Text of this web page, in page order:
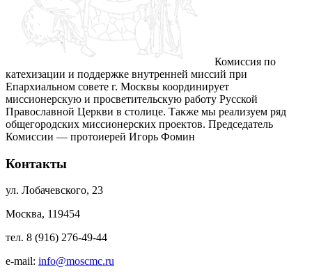
Комиссия по
катехизации и поддержке внутренней миссий при
Епархиальном совете г. Москвы координирует
миссионерскую и просветительскую работу Русской
Православной Церкви в столице. Также мы реализуем ряд
общегородских миссионерских проектов. Председатель
Комиссии — протоиерей Игорь Фомин
Контакты
ул. Лобачевского, 23
Москва, 119454
тел. 8 (916) 276-49-44
e-mail: info@moscmc.ru